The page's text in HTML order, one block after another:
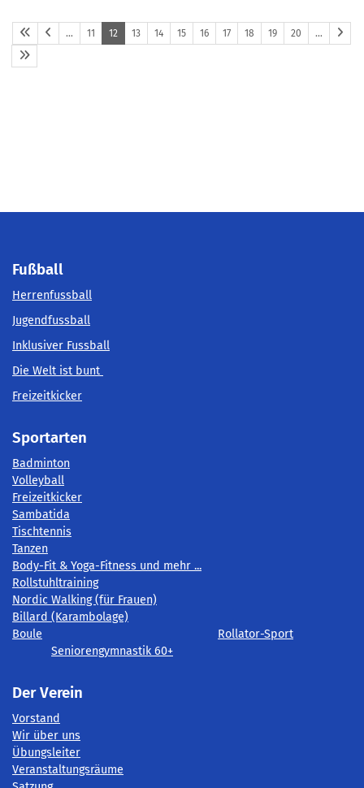
… 11 12 13 14 15 16 17 18 19 20 …
Fußball
Herrenfussball
Jugendfussball
Inklusiver Fussball
Die Welt ist bunt
Freizeitkicker
Sportarten
Badminton
Volleyball
Freizeitkicker
Sambatida
Tischtennis
Tanzen
Body-Fit & Yoga-Fitness und mehr ...
Rollstuhltraining
Nordic Walking (für Frauen)
Billard (Karambolage)
Boule
Rollator-Sport
Seniorengymnastik 60+
Der Verein
Vorstand
Wir über uns
Übungsleiter
Veranstaltungsräume